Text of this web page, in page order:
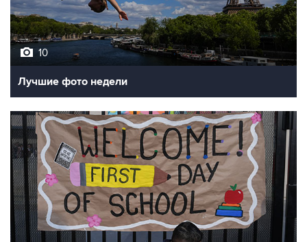
10
Лучшие фото недели